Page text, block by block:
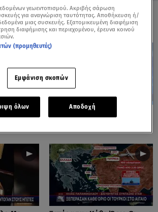
Τραμπ Για F-35: Κανείς Δε Θα
γεωεντοπισμού. Ακριβής σάρωση
για αναγνώριση ταυτότητας. Αποθήκευση ή/
μιας συσκευής. Εξατομικευμένη διαφήμιση
διαφήμισης και περιεχομένου, έρευνα κοινού
(προμηθευτές)
Εμφάνιση σκοπών
όλων Αποδοχή